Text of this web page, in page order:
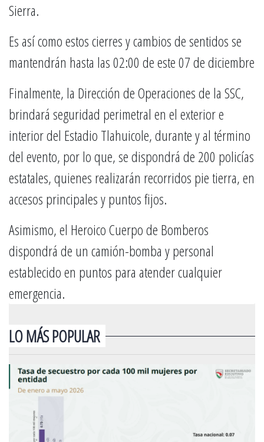
Sierra.
Es así como estos cierres y cambios de sentidos se
mantendrán hasta las 02:00 de este 07 de diciembre
Finalmente, la Dirección de Operaciones de la SSC,
brindará seguridad perimetral en el exterior e
interior del Estadio Tlahuicole, durante y al término
del evento, por lo que, se dispondrá de 200 policías
estatales, quienes realizarán recorridos pie tierra, en
accesos principales y puntos fijos.
Asimismo, el Heroico Cuerpo de Bomberos
dispondrá de un camión-bomba y personal
establecido en puntos para atender cualquier
emergencia.
LO MÁS POPULAR